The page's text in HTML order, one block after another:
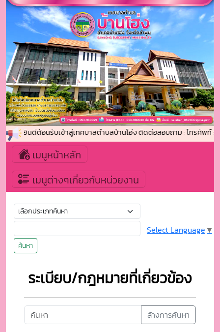
ยินดีต้อนรับเข้าสู่เทศบาลตำบลบ้านโฮ่ง ติดต่อสอบถาม : โทรศัพท์ :
เมนูหน้าหลัก
เมนูต่างๆเกี่ยวกับหน่วยงาน
ค้นหา
Select Language ▼
ระเบียบ/กฎหมายที่เกี่ยวข้อง
ล้างการค้นหา